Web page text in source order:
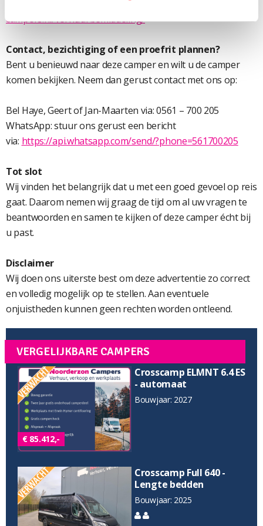
https://www.noorderzon-
campers.nl/verhuurbemiddeling/
Contact, bezichtiging of een proefrit plannen?
Bent u benieuwd naar deze camper en wilt u de camper
komen bekijken. Neem dan gerust contact met ons op:
Bel Haye, Geert of Jan-Maarten via: 0561 – 700 205
WhatsApp: stuur ons gerust een bericht
via: https://api.whatsapp.com/send/?phone=561700205
Tot slot
Wij vinden het belangrijk dat u met een goed gevoel op reis
gaat. Daarom nemen wij graag de tijd om al uw vragen te
beantwoorden en samen te kijken of deze camper écht bij
u past.
Disclaimer
Wij doen ons uiterste best om deze advertentie zo correct
en volledig mogelijk op te stellen. Aan eventuele
onjuistheden kunnen geen rechten worden ontleend.
VERGELIJKBARE CAMPERS
€ 85.412,-
Crosscamp ELMNT 6.4 ES
- automaat
Bouwjaar: 2027
Crosscamp Full 640 -
Lengte bedden
Bouwjaar: 2025